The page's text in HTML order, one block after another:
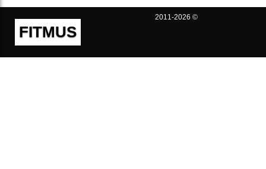
FITMUS
2011-2026 ©